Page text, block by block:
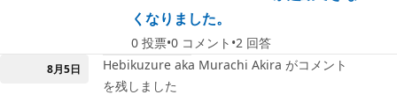
くなりました。
0 投票 0 コメント 2 回答
8月5日
Hebikuzure aka Murachi Akira がコメント
を残しました